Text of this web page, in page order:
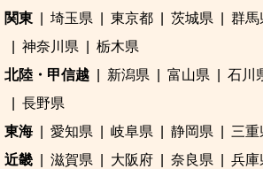
関東
埼玉県 東京都 茨城県 群馬
神奈川県
栃木県
北陸・甲信越
新潟県 富山県 石川
長野県
東海
愛知県 岐阜県 静岡県
三重
近畿
滋賀県 大阪府 奈良県 兵庫